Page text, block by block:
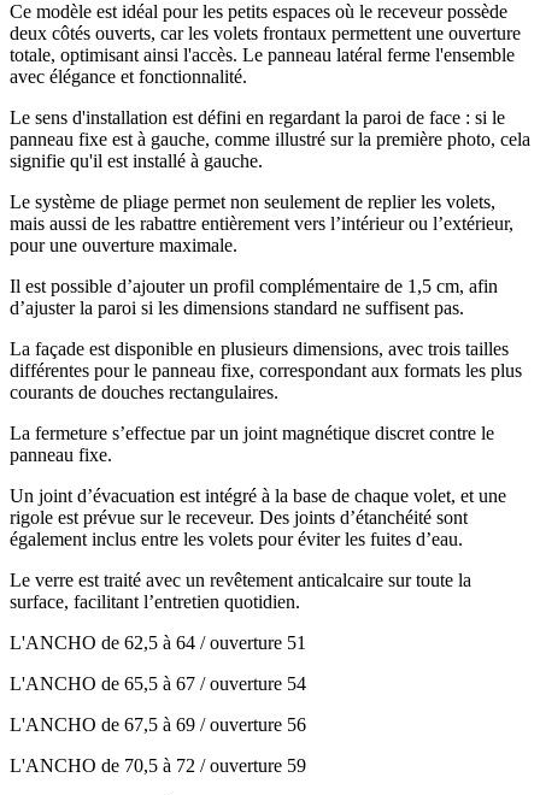
Ce modèle est idéal pour les petits espaces où le receveur possède
deux côtés ouverts, car les volets frontaux permettent une ouverture
totale, optimisant ainsi l'accès. Le panneau latéral ferme l'ensemble
avec élégance et fonctionnalité.
Le sens d'installation est défini en regardant la paroi de face : si le
panneau fixe est à gauche, comme illustré sur la première photo, cela
signifie qu'il est installé à gauche.
Le système de pliage permet non seulement de replier les volets,
mais aussi de les rabattre entièrement vers l’intérieur ou l’extérieur,
pour une ouverture maximale.
Il est possible d’ajouter un profil complémentaire de 1,5 cm, afin
d’ajuster la paroi si les dimensions standard ne suffisent pas.
La façade est disponible en plusieurs dimensions, avec trois tailles
différentes pour le panneau fixe, correspondant aux formats les plus
courants de douches rectangulaires.
La fermeture s’effectue par un joint magnétique discret contre le
panneau fixe.
Un joint d’évacuation est intégré à la base de chaque volet, et une
rigole est prévue sur le receveur. Des joints d’étanchéité sont
également inclus entre les volets pour éviter les fuites d’eau.
Le verre est traité avec un revêtement anticalcaire sur toute la
surface, facilitant l’entretien quotidien.
L'ANCHO de 62,5 à 64 / ouverture 51
L'ANCHO de 65,5 à 67 / ouverture 54
L'ANCHO de 67,5 à 69 / ouverture 56
L'ANCHO de 70,5 à 72 / ouverture 59